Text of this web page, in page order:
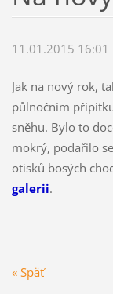
11.01.2015 16:01
Jak na nový rok,
půlnočním
sněhu. Bylo to
mokrý, podařilo
otisků bosých
galerii.
« Späť